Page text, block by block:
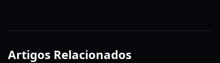
Artigos Relacionados